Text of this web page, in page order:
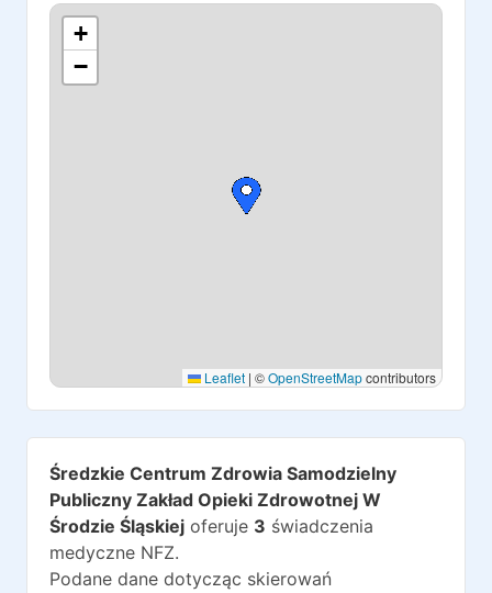
+
−
Leaflet | ©OpenStreetMapcontributors
Średzkie Centrum Zdrowia Samodzielny
Publiczny Zakład Opieki Zdrowotnej W
Środzie Śląskiej oferuje 3 świadczenia
medyczne NFZ.
Podane dane dotycząc skierowań